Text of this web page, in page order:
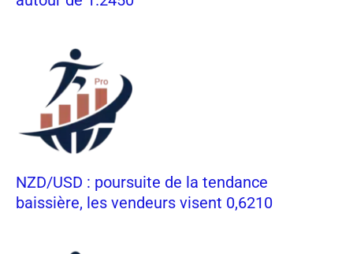
NZD/USD : poursuite de la tendance
baissière, les vendeurs visent 0,6210